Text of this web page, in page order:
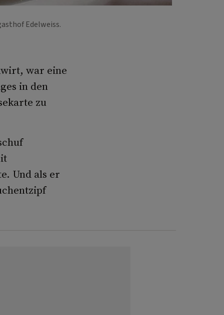
Edelweiss.
war eine
in den
zu
Und als er